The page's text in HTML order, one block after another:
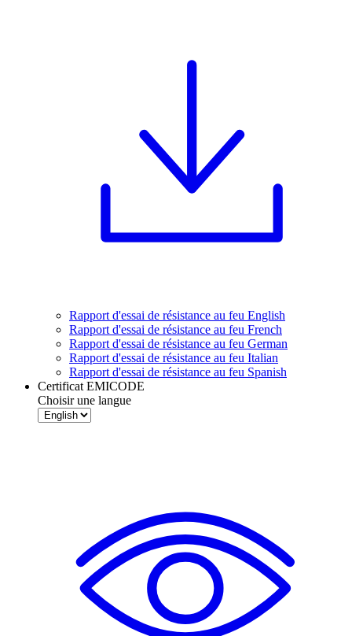
Rapport d'essai de résistance au feu English
Rapport d'essai de résistance au feu French
Rapport d'essai de résistance au feu German
Rapport d'essai de résistance au feu Italian
Rapport d'essai de résistance au feu Spanish
Certificat EMICODE
Choisir une langue